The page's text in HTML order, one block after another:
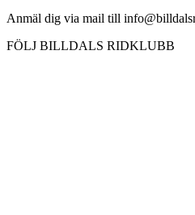
Anmäl dig via mail till
FÖLJ BILLDALS RIDKLUBB